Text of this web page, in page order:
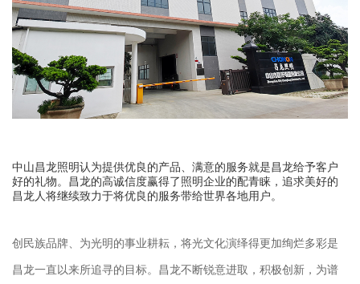
中山昌龙照明认为提供优良的产品、满意的服务就是昌龙给予客户
好的礼物。昌龙的高诚信度赢得了照明企业的配青睐，追求美好的
昌龙人将继续致力于将优良的服务带给世界各地用户。
创民族品牌、为光明的事业耕耘，将光文化演绎得更加绚烂多彩是
昌龙一直以来所追寻的目标。昌龙不断锐意进取，积极创新，为谱